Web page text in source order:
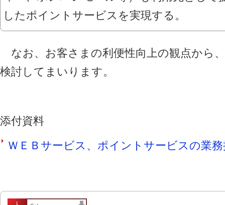
したポイントサービスを実現する。
なお、お客さまの利便性向上の観点から
検討してまいります。
添付資料
ＷＥＢサービス、ポイントサービスの業